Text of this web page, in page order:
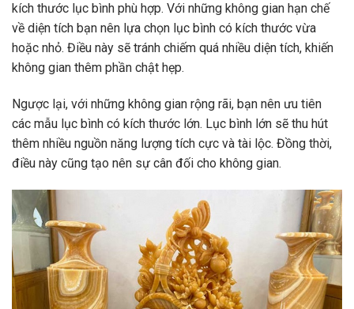
kích thước lục bình phù hợp. Với những không gian hạn chế
về diện tích bạn nên lựa chọn lục bình có kích thước vừa
hoặc nhỏ. Điều này sẽ tránh chiếm quá nhiều diện tích, khiến
không gian thêm phần chật hẹp.
Ngược lại, với những không gian rộng rãi, bạn nên ưu tiên
các mẫu lục bình có kích thước lớn. Lục bình lớn sẽ thu hút
thêm nhiều nguồn năng lượng tích cực và tài lộc. Đồng thời,
điều này cũng tạo nên sự cân đối cho không gian.